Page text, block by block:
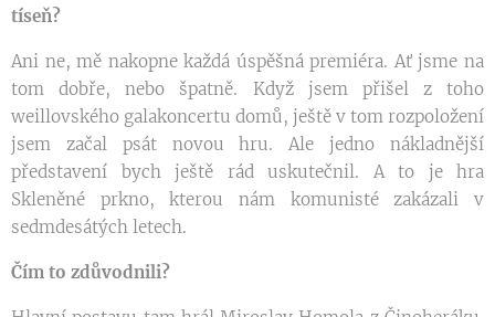
tíseň?
Ani ne, mě nakopne každá úspěšná premiéra. Ať jsme na
tom dobře, nebo špatně. Když jsem přišel z toho
weillovského galakoncertu domů, ještě v tom rozpoložení
jsem začal psát novou hru. Ale jedno nákladnější
představení bych ještě rád uskutečnil. A to je hra
Skleněné prkno, kterou nám komunisté zakázali v
sedmdesátých letech.
Čím to zdůvodnili?